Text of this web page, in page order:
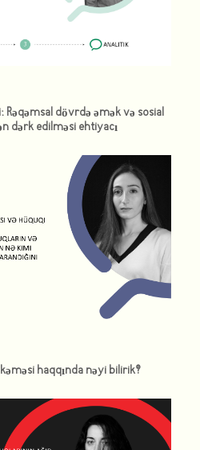
Rəqəmsal dövrdə əmək və sosial
dərk edilməsi ehtiyacı
haqqında nəyi bilirik?